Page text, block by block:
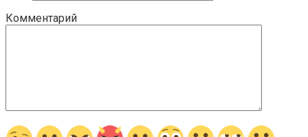
Комментарий